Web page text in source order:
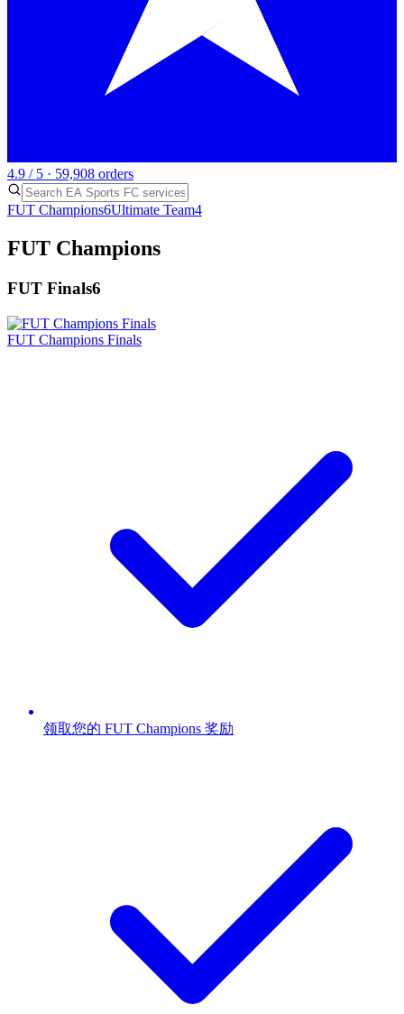
4.9 / 5 · 59,908 orders
FUT Champions6Ultimate Team4
FUT Champions
FUT Finals6
FUT Champions Finals
领取您的 FUT Champions 奖励